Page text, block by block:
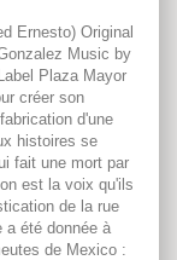
Ernesto) Original
Music by
Plaza Mayor
créer son
d'une
histoires se
fait une mort par
est la voix qu'ils
de la rue
a été donnée à
de Mexico :